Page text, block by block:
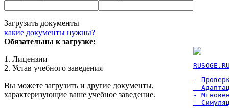
Загрузить документы
какие документы нужны?
Обязательны к загрузке:
1. Лицензии
2. Устав учебного заведения
Вы можете загрузить и другие документы,
характеризующие ваше учебное заведение.
-
-
-
-